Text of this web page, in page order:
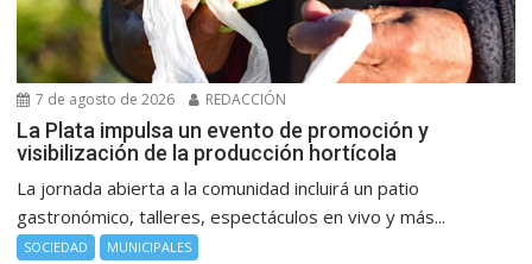
7 de agosto de 2026 REDACCIÓN
La Plata impulsa un evento de promoción y
visibilización de la producción hortícola
La jornada abierta a la comunidad incluirá un patio
gastronómico, talleres, espectáculos en vivo y más...
SOCIEDAD MUNICIPALES